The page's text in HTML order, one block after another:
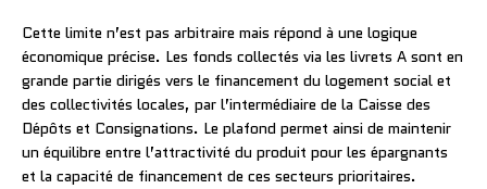
Cette limite n’est pas arbitraire mais répond à une logique
économique précise. Les fonds collectés via les livrets A sont en
grande partie dirigés vers le financement du logement social et
des collectivités locales, par l’intermédiaire de la Caisse des
Dépôts et Consignations. Le plafond permet ainsi de maintenir
un équilibre entre l’attractivité du produit pour les épargnants
et la capacité de financement de ces secteurs prioritaires.